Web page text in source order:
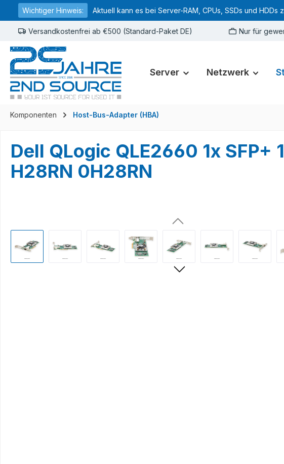
Zur Hauptnavigation springen
Wichtiger Hinweis: Aktuell kann es bei Server-RAM, CPUs, SSDs und
Versandkostenfrei ab €500 (Standard-Paket DE) Nur für
Server Netzwerk
Komponenten Host-Bus-Adapter (HBA)
Dell QLogic QLE2660 1x SFP+
H28RN 0H28RN